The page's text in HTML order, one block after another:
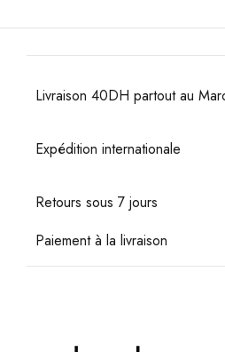
Livraison 40DH partout au
Expédition internationale
Retours sous 7 jours
Paiement à la livraison